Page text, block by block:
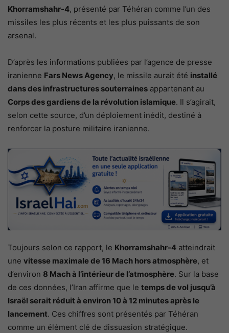
Khorramshahr-4, présenté par Téhéran comme l’un des
missiles les plus récents et les plus puissants de son
arsenal.
D’après les informations publiées par l’agence de presse
iranienne Fars News Agency, le missile aurait été installé
dans des infrastructures souterraines appartenant au
Corps des gardiens de la révolution islamique. Il s’agirait,
selon cette source, d’un déploiement inédit, destiné à
renforcer la posture militaire iranienne.
Toujours selon ce rapport, le Khorramshahr-4 atteindrait
une vitesse maximale de 16 Mach hors atmosphère, et
d’environ 8 Mach à l’intérieur de l’atmosphère. Sur la base
de ces données, l’Iran affirme que le temps de vol jusqu’à
Israël serait réduit à environ 10 à 12 minutes après le
lancement. Ces chiffres sont présentés par Téhéran
comme un élément clé de dissuasion stratégique.